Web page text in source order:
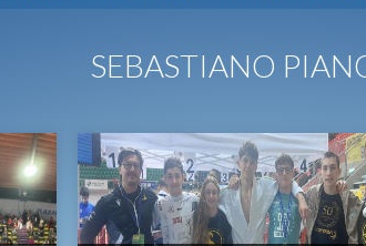
SEBASTIANO